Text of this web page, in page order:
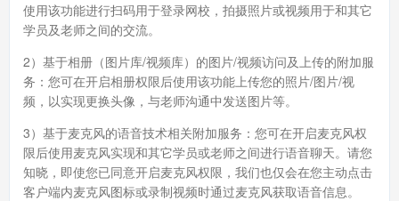
使用该功能进行扫码用于登录网校，拍摄照片或视频用于和其它
学员及老师之间的交流。
2）基于相册（图片库/视频库）的图片/视频访问及上传的附加服
务：您可在开启相册权限后使用该功能上传您的照片/图片/视
频，以实现更换头像，与老师沟通中发送图片等。
3）基于麦克风的语音技术相关附加服务：您可在开启麦克风权
限后使用麦克风实现和其它学员或老师之间进行语音聊天。请您
知晓，即使您已同意开启麦克风权限，我们也仅会在您主动点击
客户端内麦克风图标或录制视频时通过麦克风获取语音信息。